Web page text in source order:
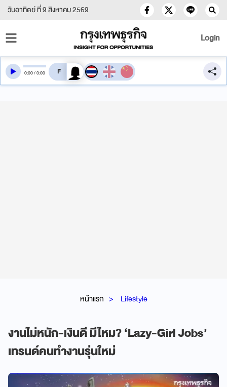
วันอาทิตย์ ที่ 9 สิงหาคม 2569
Login
หน้าแรก Lifestyle
งานไม่หนัก-เงินดี มีไหม? ‘Lazy-Girl Jobs’
เทรนด์คนทำงานรุ่นใหม่
0:00/0:00 สลับเสียงอ่าน